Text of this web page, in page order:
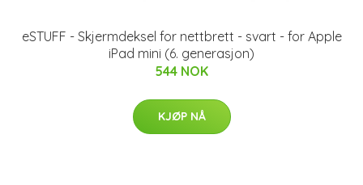
eSTUFF - Skjermdeksel for nettbrett - svart - for Apple
iPad mini (6. generasjon)
544 NOK
KJØP NÅ